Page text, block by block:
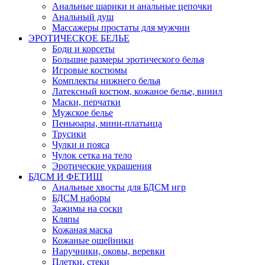
Анальные шарики и анальные цепочки
Анальный душ
Массажеры простаты для мужчин
ЭРОТИЧЕСКОЕ БЕЛЬЕ
Боди и корсеты
Большие размеры эротического белья
Игровые костюмы
Комплекты нижнего белья
Латексный костюм, кожаное белье, винил
Маски, перчатки
Мужское белье
Пеньюары, мини-платьица
Трусики
Чулки и пояса
Чулок сетка на тело
Эротические украшения
БДСМ И ФЕТИШ
Анальные хвосты для БДСМ игр
БДСМ наборы
Зажимы на соски
Кляпы
Кожаная маска
Кожаные ошейники
Наручники, оковы, веревки
Плетки, стеки